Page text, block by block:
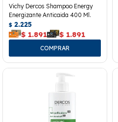
Vichy Dercos Shampoo Energy
Energizante Anticaida 400 Ml.
$ 2.225
$ 1.891 $ 1.891